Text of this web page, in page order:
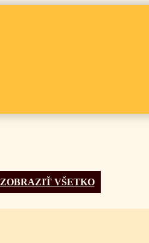
ZOBRAZIŤ VŠETKO